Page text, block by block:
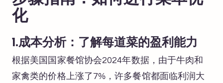
化
1.成本分析：了解每道菜的盈利能力
根据美国国家餐馆协会2024年数据，由于牛肉和
家禽类的价格上涨了7%，许多餐馆都面临利润大